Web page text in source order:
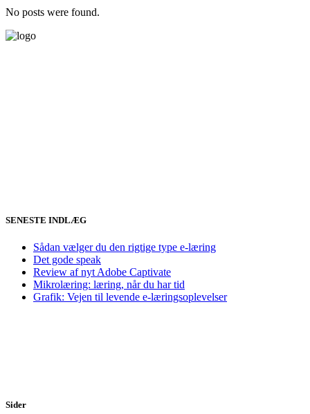
No posts were found.
SENESTE INDLÆG
Sådan vælger du den rigtige type e-læring
Det gode speak
Review af nyt Adobe Captivate
Mikrolæring: læring, når du har tid
Grafik: Vejen til levende e-læringsoplevelser
Sider